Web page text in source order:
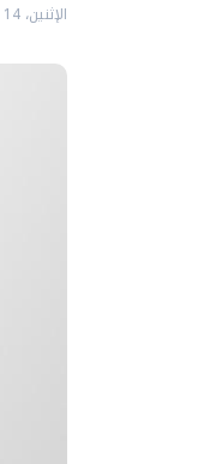
الإثنين، 14 يناير 2013 10:46 ص